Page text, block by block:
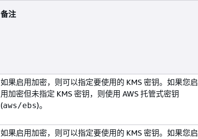
备注
如果启用加密，则可以指定要使用的 KMS 密钥。如果您启
用加密但未指定 KMS 密钥，则使用 AWS 托管式密钥
(aws/ebs)。
如果启用加密，则可以指定要使用的 KMS 密钥。如果您启